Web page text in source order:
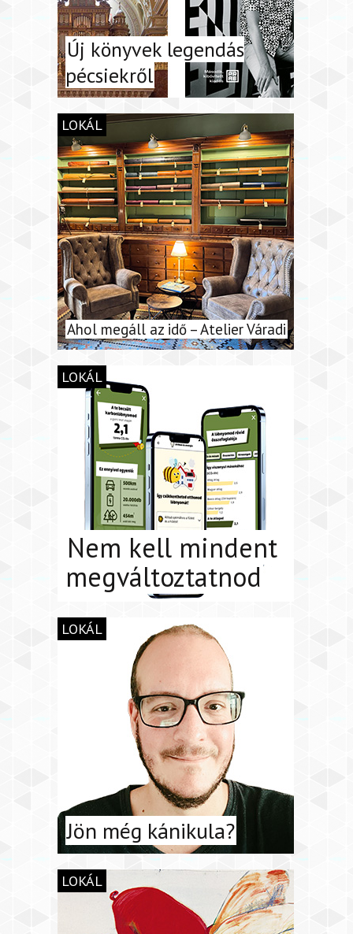
Új könyvek legendás
pécsiekről
LOKÁL
Ahol megáll az idő – Atelier Váradi
LOKÁL
Nem kell mindent
megváltoztatnod
LOKÁL
Jön még kánikula?
LOKÁL